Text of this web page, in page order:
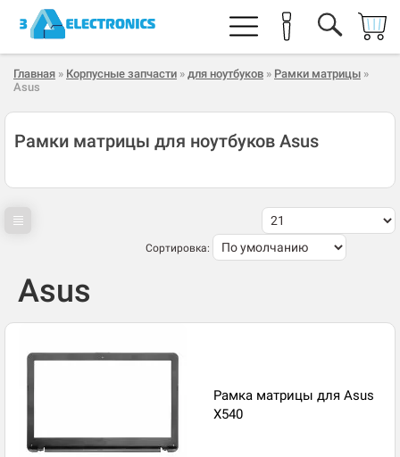
Главная » Корпусные запчасти » для ноутбуков » Рамки матрицы »
Asus
Рамки матрицы для ноутбуков Asus
Сортировка:
Asus
Рамка матрицы для Asus
X540